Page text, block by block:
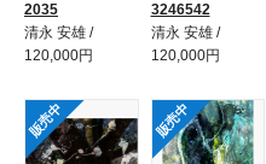
2035
清永 安雄 /
120,000円
3246542
清永 安雄 /
120,000円
販売中 販売中